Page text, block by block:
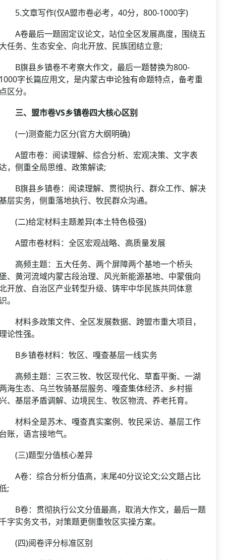
文章写作(仅A盟市卷必考，40分，800-1000字)
卷最后一题固定议论文，站位全区发展高度，围绕五
任务、生态安全、向北开放、民族团结立意;
旗县乡镇卷不考察大作文，最后一题替换为800-
字长篇应用文，是内蒙古申论独有命题特点，备考重
区分。
、盟市卷VS乡镇卷四大核心区别
一)测查能力区分(官方大纲明确)
盟市卷：阅读理解、综合分析、宏观决策、文字表
，侧重全局思维、政策解读;
旗县乡镇卷：阅读理解、贯彻执行、群众工作、解决
层实务，侧重落地执行、牧民群众沟通。
二)给定材料主题差异(本土特色极强)
盟市卷材料：全区宏观战略、高质量发展
频主题：五大任务、两个屏障两个基地一个桥头
、黄河流域内蒙古段治理、风光新能源基地、中蒙俄向
开放、自治区产业转型升级、铸牢中华民族共同体意
。
料多政策文件、全区发展数据、跨盟市重大项目，
论性强。
乡镇卷材料：牧区、嘎查基层一线实务
频主题：三农三牧、牧区现代化、草畜平衡、一湖
海生态、乌兰牧骑基层服务、嘎查集体经济、乡村振
、基层矛盾调解、边境民生、牧区物流、养老托育。
料全是苏木、嘎查真实案例、牧民采访、基层工作
账，语言接地气。
三)题型分值核心差异
卷：综合分析分值高，末尾40分议论文;公文题占比
;
卷：贯彻执行公文分值最高，取消大作文，最后一题
字实务文书，对策题更侧重牧区实操方案。
四)阅卷评分标准区别